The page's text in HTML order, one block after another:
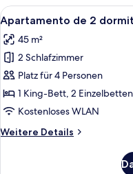
niños)
anzeigen
dormitorio
Vista
Piscina
(2
adultos
+
2
niños)
Alle
Fotos
für
Apartamento
de
2
dormitorios
Piscina
7
Apartamento de 2
45 m²
2 Schlafzimmer
Platz für 4 Personen
1 King-Bett, 2
Kostenloses WLAN
Weitere Details
Weitere